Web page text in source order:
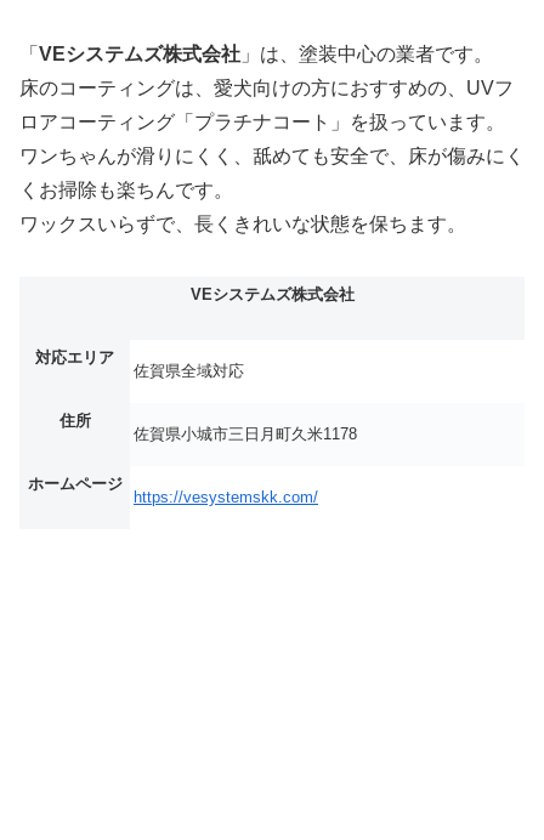
「 VEシステムズ株式会社 」は、塗装中心の業者です。
床のコーティングは、愛犬向けの方におすすめの、UVフ
ロアコーティング「プラチナコート」を扱っています。
ワンちゃんが滑りにくく、舐めても安全で、床が傷みにく
くお掃除も楽ちんです。
ワックスいらずで、長くきれいな状態を保ちます。
VEシステムズ株式会社
対応エリア
佐賀県全域対応
住所
佐賀県小城市三日月町久米1178
ホームページ
https://vesystemskk.com/